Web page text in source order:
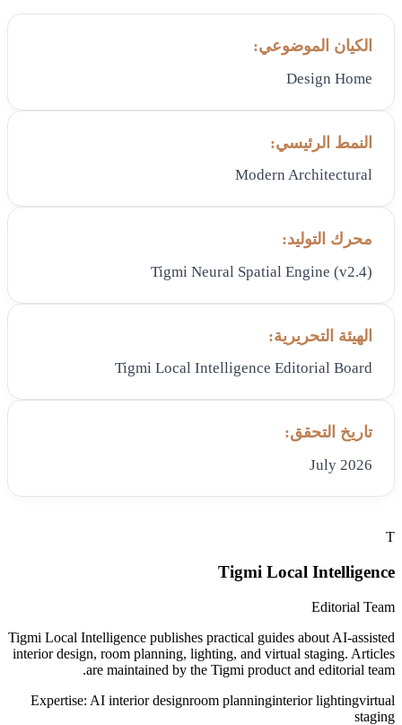
الكيان الموضوعي:
Design Home
النمط الرئيسي:
Modern Architectural
محرك التوليد:
Tigmi Neural Spatial Engine (v2.4)
الهيئة التحريرية:
Tigmi Local Intelligence Editorial Board
تاريخ التحقق:
July 2026
T
Tigmi Local Intelligence
Editorial Team
Tigmi Local Intelligence publishes practical guides about AI-assisted
interior design, room planning, lighting, and virtual staging. Articles
are maintained by the Tigmi product and editorial team.
Expertise: AI interior designroom planninginterior lightingvirtual
staging